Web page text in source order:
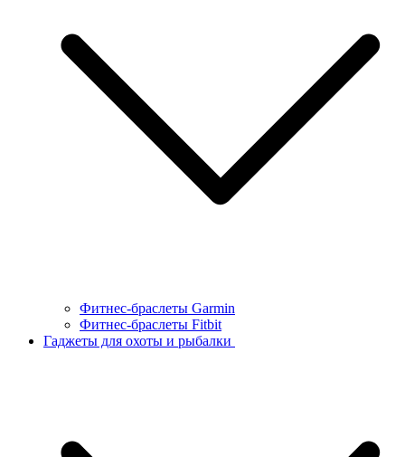
Фитнес-браслеты Garmin
Фитнес-браслеты Fitbit
Гаджеты для охоты и рыбалки